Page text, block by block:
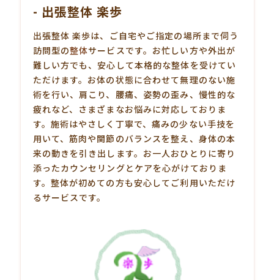
- 出張整体 楽歩
出張整体 楽歩は、ご自宅やご指定の場所まで伺う
訪問型の整体サービスです。お忙しい方や外出が
難しい方でも、安心して本格的な整体を受けてい
ただけます。お体の状態に合わせて無理のない施
術を行い、肩こり、腰痛、姿勢の歪み、慢性的な
疲れなど、さまざまなお悩みに対応しておりま
す。施術はやさしく丁寧で、痛みの少ない手技を
用いて、筋肉や関節のバランスを整え、身体の本
来の動きを引き出します。お一人おひとりに寄り
添ったカウンセリングとケアを心がけておりま
す。整体が初めての方も安心してご利用いただけ
るサービスです。